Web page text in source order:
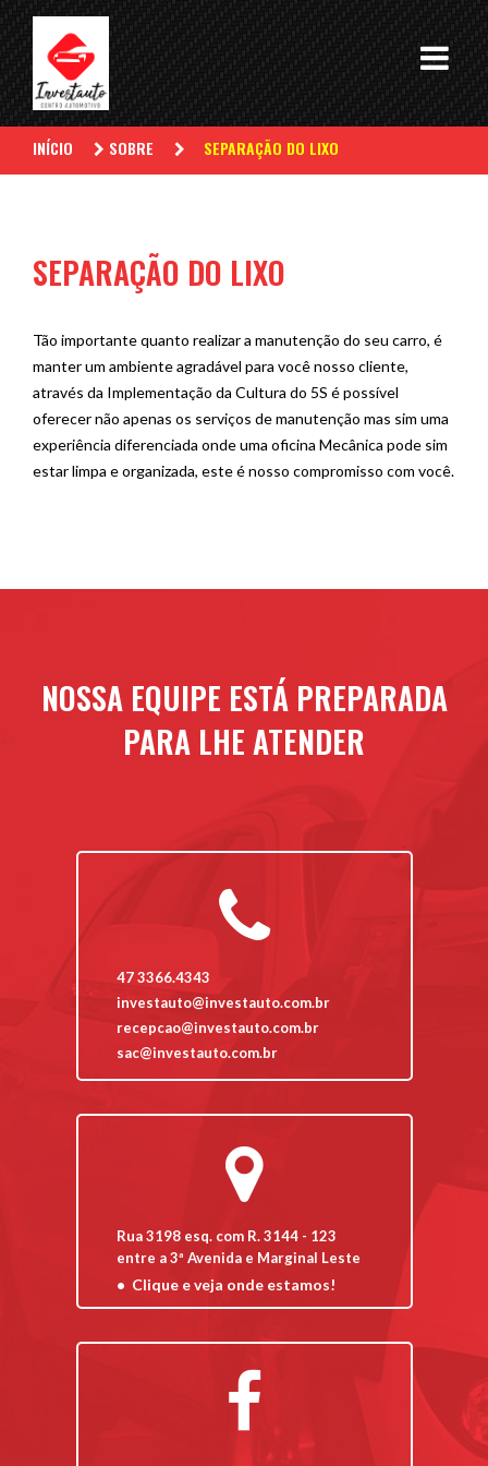
INÍCIO SOBRE SEPARAÇÃO DO LIXO
SEPARAÇÃO DO LIXO
Tão importante quanto realizar a manutenção do seu carro, é
manter um ambiente agradável para você nosso cliente,
através da Implementação da Cultura do 5S é possível
oferecer não apenas os serviços de manutenção mas sim uma
experiência diferenciada onde uma oficina Mecânica pode sim
estar limpa e organizada, este é nosso compromisso com você.
NOSSA EQUIPE ESTÁ PREPARADA
PARA LHE ATENDER
47 3366.4343
investauto@investauto.com.br
recepcao@investauto.com.br
sac@investauto.com.br
Rua 3198 esq. com R. 3144 - 123
entre a 3ª Avenida e Marginal Leste
Clique e veja onde estamos!